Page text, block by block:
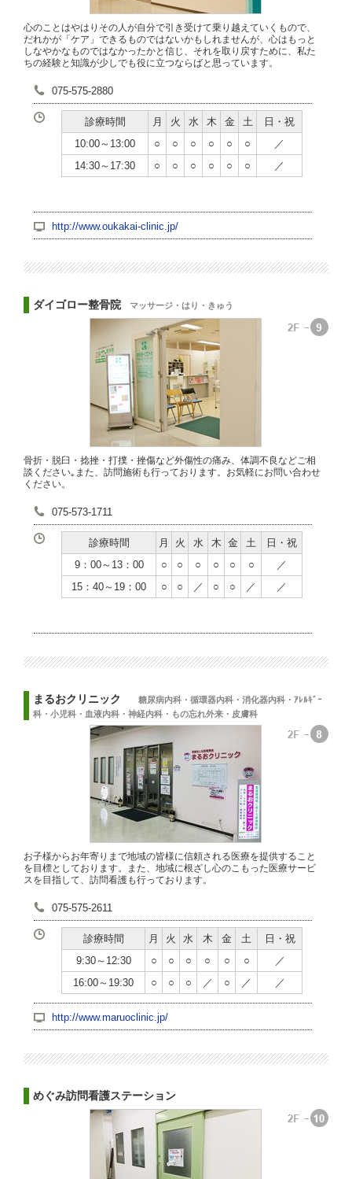
心のことはやはりその人が自分で引き受けて乗り越えていくもので、
だれかが「ケア」できるものではないかもしれませんが、心はもっと
しなやかなものではなかったかと信じ、それを取り戻すために、私た
ちの経験と知識が少しでも役に立つならばと思っています。
075-575-2880
診療時間 月 火 水 木 金 土
日・祝
10:00～13:00
○ ○ ○ ○ ○ ○
／
14:30～17:30
○ ○ ○ ○ ○ ○ ／
http://www.oukakai-clinic.jp/
ダイゴロー整骨院 マッサージ・はり・きゅう
骨折・脱臼・捻挫・打撲・挫傷など外傷性の痛み、体調不良などご相
談ください｡また、訪問施術も行っております。お気軽にお問い合わせ
ください。
075-573-1711
診療時間 月 火 水 木 金 土
日・祝
9：00～13：00
○ ○ ○ ○ ○ ○
／
15：40～19：00
○ ○ ／ ○ ○ ／ ／
まるおクリニック
糖尿病内科・循環器内科・消化器内科・ｱﾚﾙｷﾞｰ
科・小児科・血液内科・神経内科・もの忘れ外来・皮膚科
お子様からお年寄りまで地域の皆様に信頼される医療を提供すること
を目標としております。また、地域に根ざし心のこもった医療サービ
スを目指して、訪問看護も行っております。
075-575-2611
診療時間 月 火 水 木 金 土
日・祝
9:30～12:30
○ ○ ○ ○ ○ ○
／
16:00～19:30
○ ○ ○ ／ ○ ／ ／
http://www.maruoclinic.jp/
めぐみ訪問看護ステーション